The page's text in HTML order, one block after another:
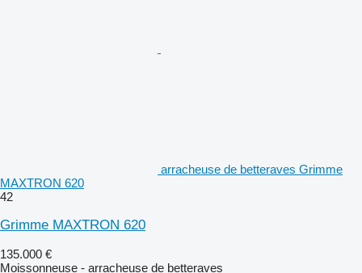
arracheuse de betteraves Grimme
MAXTRON 620
42
Grimme MAXTRON 620
135.000 €
Moissonneuse - arracheuse de betteraves